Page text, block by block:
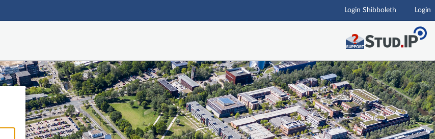
Hauptnavigation
Login Shibboleth Login